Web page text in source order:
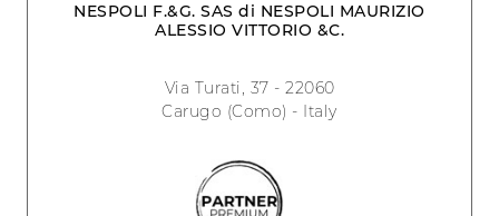
NESPOLI F.&G. SAS di NESPOLI MAURIZIO
ALESSIO VITTORIO &C.
Via Turati, 37 - 22060
Carugo (Como) - Italy